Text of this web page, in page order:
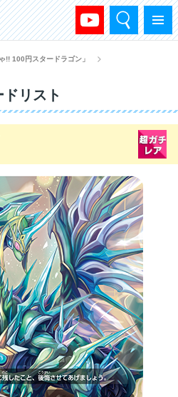
メニュー
検索
!! 100円スタードラゴン」
ドリスト